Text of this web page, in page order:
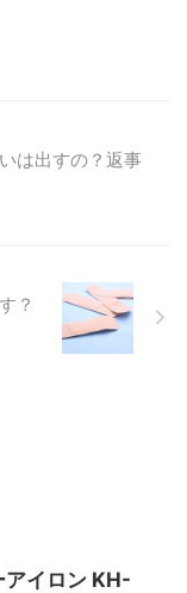
は出すの？返事
？
イロン KH-